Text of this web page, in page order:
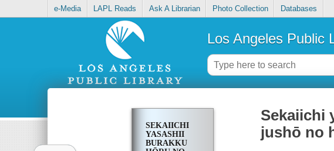
e-Media LAPL Reads Ask A Librarian Photo Collection Databases
Los Angeles Public
SEKAIICHI
YASASHII
BURAKKU
Sekaiichi
jushō no